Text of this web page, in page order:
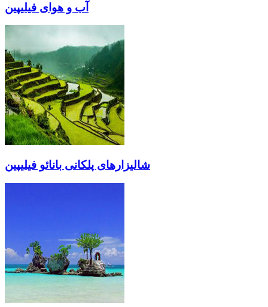
آب و هوای فیلیپین
شالیزارهای پلكانی بانائو فیلیپین